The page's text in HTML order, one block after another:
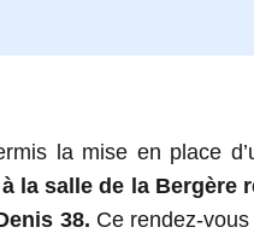
la mise en place
la salle de la Bergère
38. Ce rendez-